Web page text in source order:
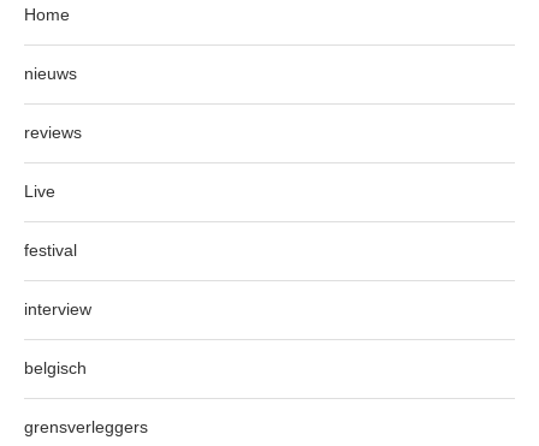
Home
nieuws
reviews
Live
festival
interview
belgisch
grensverleggers